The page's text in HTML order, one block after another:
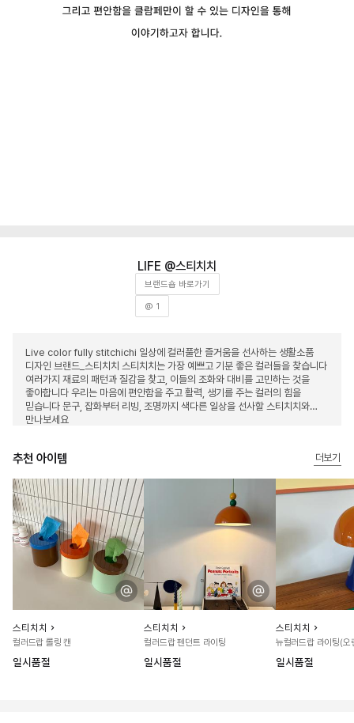
스티치치
브랜드숍 바로가기
@ 1
Live color fully stitchichi 일상에 컬러풀한 즐거움을 선사하는 생활소품
디자인 브랜드_스티치치 스티치치는 가장 예쁘고 기분 좋은 컬러들을 찾습니다
여러가지 재료의 패턴과 질감을 찾고, 이들의 조화와 대비를 고민하는 것을
좋아합니다 우리는 마음에 편안함을 주고 활력, 생기를 주는 컬러의 힘을
믿습니다 문구, 잡화부터 리빙, 조명까지 색다른 일상을 선사할 스티치치와
만나보세요
추천 아이템 더보기
스티치치
컬러드랍 롤링 캔
일시품절
스티치치
컬러드랍 펜던트 라이팅
일시품절
스티치치
뉴컬러드랍 라이팅(오
일시품절